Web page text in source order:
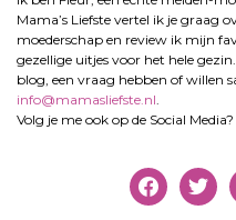
Mama’s Liefste vertel ik je graag
moederschap en review ik mijn
gezellige uitjes voor het hele
blog, een vraag hebben of willen
info@mamasliefste.nl
Volg je me ook op de Social Media?
facebooktwitter